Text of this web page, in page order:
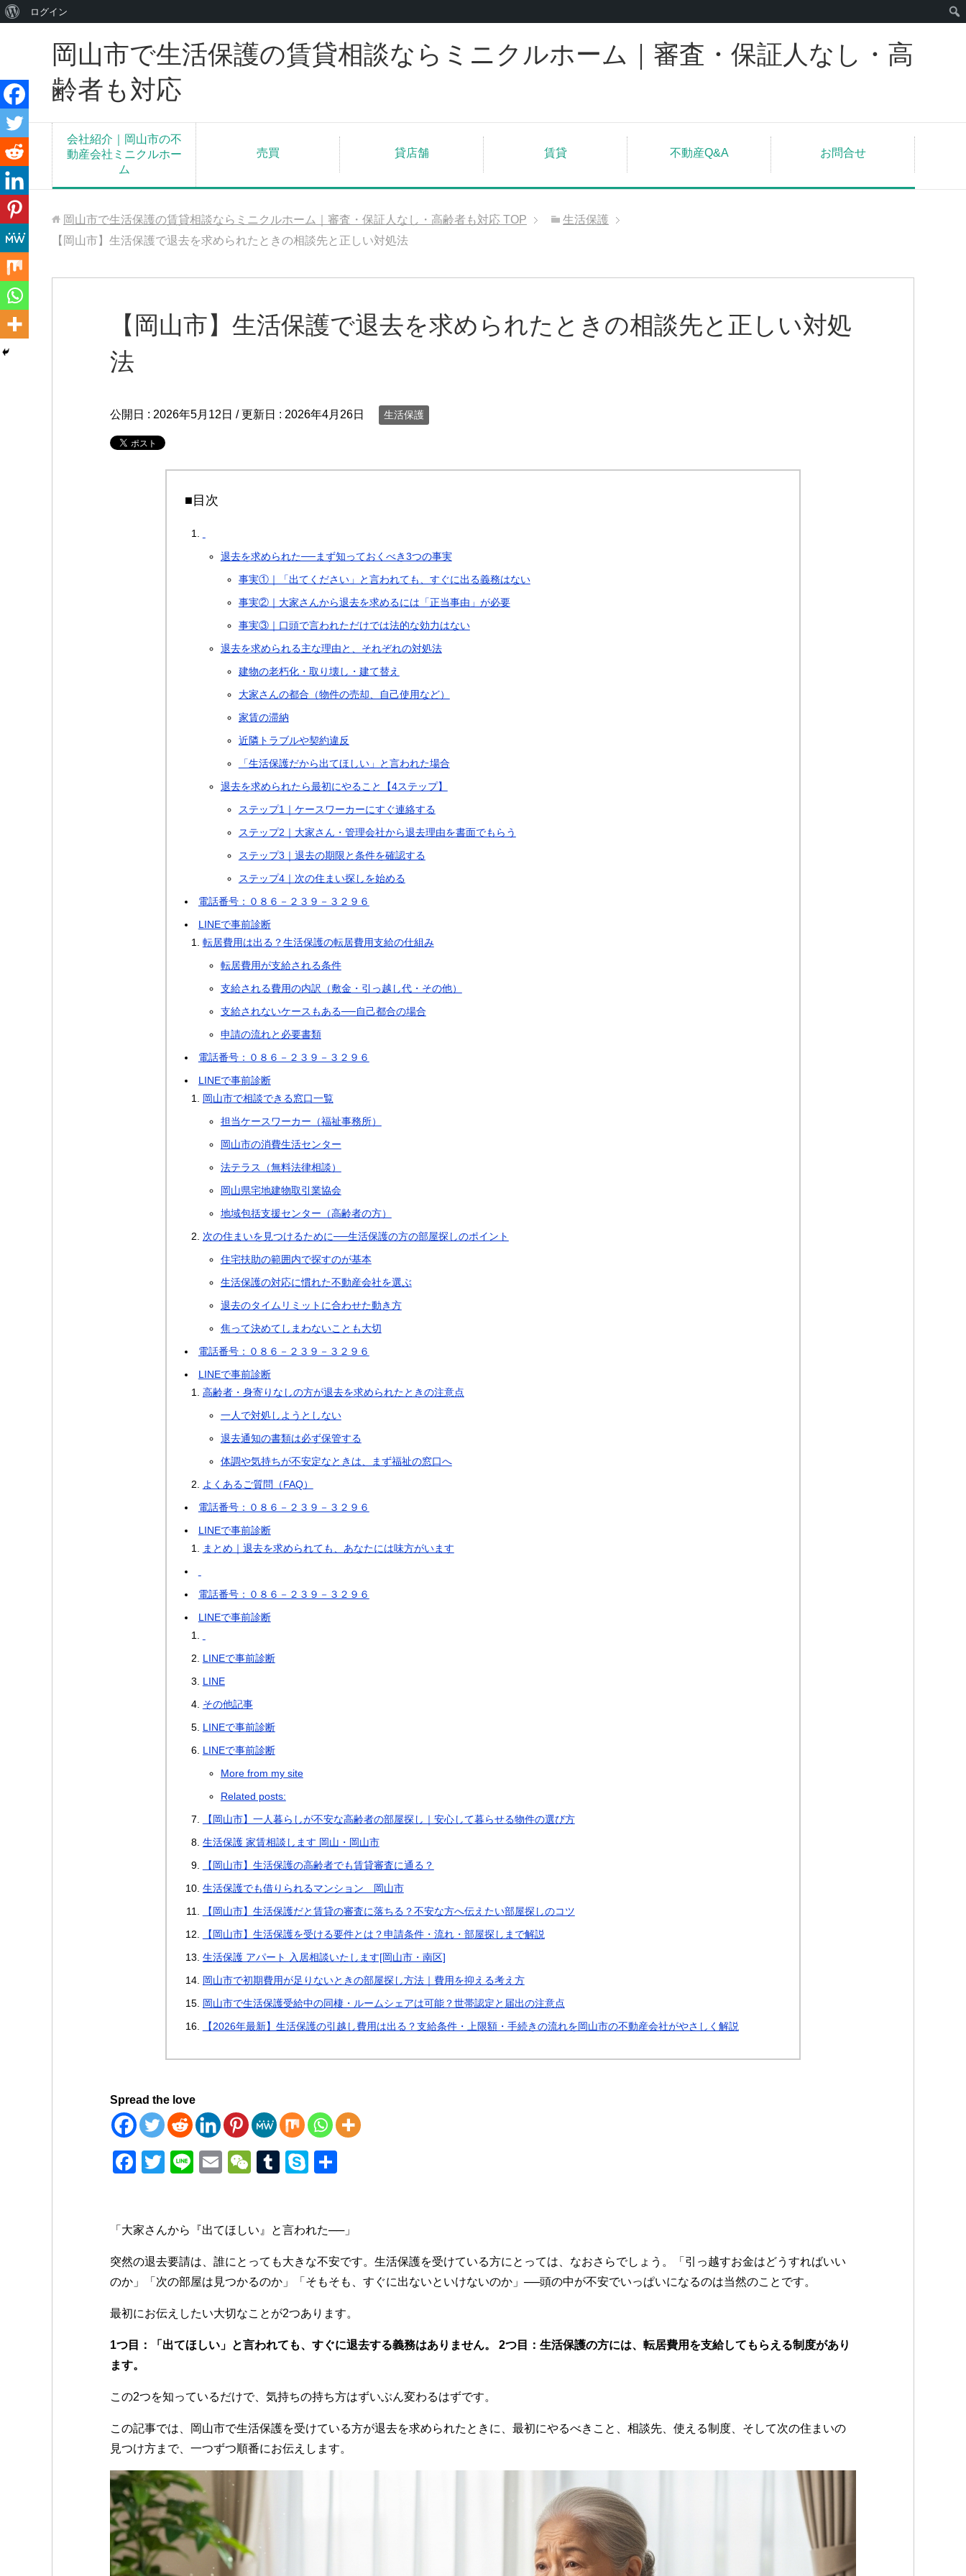
岡山市で生活保護の賃貸相談ならミニクルホーム｜審査・保証人なし・高
齢者も対応
会社紹介｜岡山市の不
動産会社ミニクルホー
ム
売買 貸店舗 賃貸 不動産Q&A お問合せ
岡山市で生活保護の賃貸相談ならミニクルホーム｜審査・保証人なし・高齢者も対応 TOP
生活保護
【岡山市】生活保護で退去を求められたときの相談先と正しい対処法
【岡山市】生活保護で退去を求められたときの相談先と正しい対処
法
公開日 : 2026年5月12日 / 更新日 : 2026年4月26日 生活保護
■目次
退去を求められた──まず知っておくべき3つの事実
事実①｜「出てください」と言われても、すぐに出る義務はない
事実②｜大家さんから退去を求めるには「正当事由」が必要
事実③｜口頭で言われただけでは法的な効力はない
退去を求められる主な理由と、それぞれの対処法
建物の老朽化・取り壊し・建て替え
大家さんの都合（物件の売却、自己使用など）
家賃の滞納
近隣トラブルや契約違反
「生活保護だから出てほしい」と言われた場合
退去を求められたら最初にやること【4ステップ】
ステップ1｜ケースワーカーにすぐ連絡する
ステップ2｜大家さん・管理会社から退去理由を書面でもらう
ステップ3｜退去の期限と条件を確認する
ステップ4｜次の住まい探しを始める
電話番号：０８６－２３９－３２９６
LINEで事前診断
転居費用は出る？生活保護の転居費用支給の仕組み
転居費用が支給される条件
支給される費用の内訳（敷金・引っ越し代・その他）
支給されないケースもある──自己都合の場合
申請の流れと必要書類
電話番号：０８６－２３９－３２９６
LINEで事前診断
岡山市で相談できる窓口一覧
担当ケースワーカー（福祉事務所）
岡山市の消費生活センター
法テラス（無料法律相談）
岡山県宅地建物取引業協会
地域包括支援センター（高齢者の方）
次の住まいを見つけるために──生活保護の方の部屋探しのポイント
住宅扶助の範囲内で探すのが基本
生活保護の対応に慣れた不動産会社を選ぶ
退去のタイムリミットに合わせた動き方
焦って決めてしまわないことも大切
電話番号：０８６－２３９－３２９６
LINEで事前診断
高齢者・身寄りなしの方が退去を求められたときの注意点
一人で対処しようとしない
退去通知の書類は必ず保管する
体調や気持ちが不安定なときは、まず福祉の窓口へ
よくあるご質問（FAQ）
電話番号：０８６－２３９－３２９６
LINEで事前診断
まとめ｜退去を求められても、あなたには味方がいます
電話番号：０８６－２３９－３２９６
LINEで事前診断
LINEで事前診断
LINE
その他記事
LINEで事前診断
LINEで事前診断
More from my site
Related posts:
【岡山市】一人暮らしが不安な高齢者の部屋探し｜安心して暮らせる物件の選び方
生活保護 家賃相談します 岡山・岡山市
【岡山市】生活保護の高齢者でも賃貸審査に通る？
生活保護でも借りられるマンション 岡山市
【岡山市】生活保護だと賃貸の審査に落ちる？不安な方へ伝えたい部屋探しのコツ
【岡山市】生活保護を受ける要件とは？申請条件・流れ・部屋探しまで解説
生活保護 アパート 入居相談いたします[岡山市・南区]
岡山市で初期費用が足りないときの部屋探し方法｜費用を抑える考え方
岡山市で生活保護受給中の同棲・ルームシェアは可能？世帯認定と届出の注意点
【2026年最新】生活保護の引越し費用は出る？支給条件・上限額・手続きの流れを岡山市の不動産会社がやさしく解説
Spread the love
F
e
b
o
k
T
er
Li
E
W
h
at
T
bl
r
S
e
「大家さんから『出てほしい』と言われた──」
突然の退去要請は、誰にとっても大きな不安です。生活保護を受けている方にとっては、なおさらでしょう。「引っ越すお金はどうすればいい
のか」「次の部屋は見つかるのか」「そもそも、すぐに出ないといけないのか」──頭の中が不安でいっぱいになるのは当然のことです。
最初にお伝えしたい大切なことが2つあります。
1つ目：「出てほしい」と言われても、すぐに退去する義務はありません。
2つ目：生活保護の方には、転居費用を支給してもらえる制度があり
ます。
この2つを知っているだけで、気持ちの持ち方はずいぶん変わるはずです。
この記事では、岡山市で生活保護を受けている方が退去を求められたときに、最初にやるべきこと、相談先、使える制度、そして次の住まいの
見つけ方まで、一つずつ順番にお伝えします。
WordPress
い
て
ログイン